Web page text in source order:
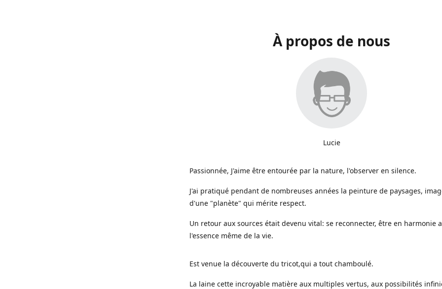
À propos de nous
Lucie
Passionnée, J'aime être entourée par la nature, l'observer en silence.
J'ai pratiqué pendant de nombreuses années la peinture de paysages,
d'une "planète" qui mérite respect.
Un retour aux sources était devenu vital: se reconnecter, être en harmonie
l'essence même de la vie.
Est venue la découverte du tricot,qui a tout chamboulé.
La laine cette incroyable matière aux multiples vertus, aux possibilités